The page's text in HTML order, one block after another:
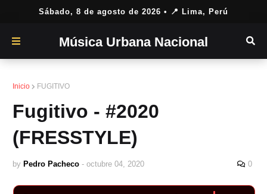
Sábado, 8 de agosto de 2026 • 📍 Lima, Perú
Música Urbana Nacional
Inicio FUGITIVO
Fugitivo - #2020
(FRESSTYLE)
by Pedro Pacheco - octubre 04, 2020 0